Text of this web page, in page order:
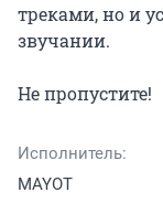
треками, но и
звучании.
Не пропустите!
Исполнитель:
MAYOT